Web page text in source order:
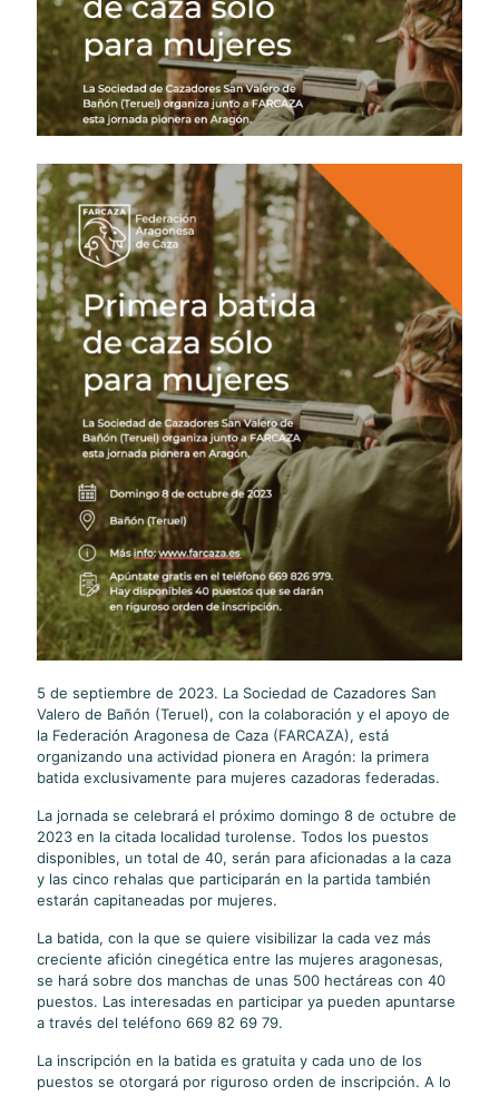
5 de septiembre de 2023. La Sociedad de Cazadores San
Valero de Bañón (Teruel), con la colaboración y el apoyo de
la Federación Aragonesa de Caza (FARCAZA), está
organizando una actividad pionera en Aragón: la primera
batida exclusivamente para mujeres cazadoras federadas.
La jornada se celebrará el próximo domingo 8 de octubre de
2023 en la citada localidad turolense. Todos los puestos
disponibles, un total de 40, serán para aficionadas a la caza
y las cinco rehalas que participarán en la partida también
estarán capitaneadas por mujeres.
La batida, con la que se quiere visibilizar la cada vez más
creciente afición cinegética entre las mujeres aragonesas,
se hará sobre dos manchas de unas 500 hectáreas con 40
puestos. Las interesadas en participar ya pueden apuntarse
a través del teléfono 669 82 69 79.
La inscripción en la batida es gratuita y cada uno de los
puestos se otorgará por riguroso orden de inscripción. A lo